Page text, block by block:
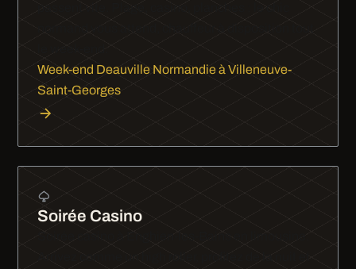
passent vite. Plage, casino, planches : le chic
Week-end Deauville Normandie à Villeneuve-
Saint-Georges
Soirée Casino